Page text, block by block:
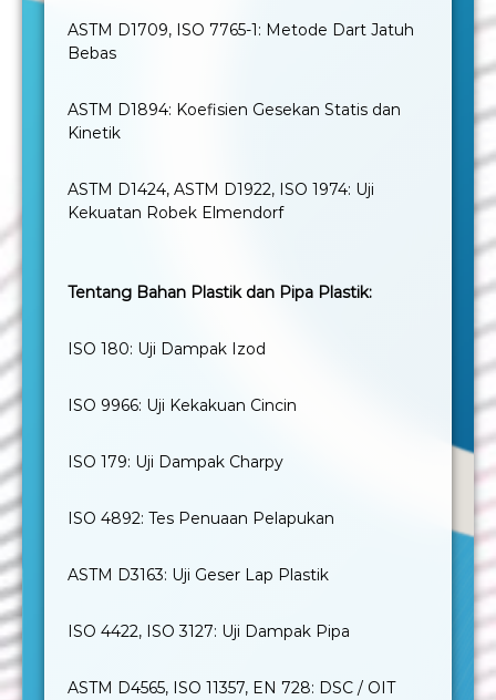
ASTM D1709, ISO 7765-1: Metode Dart Jatuh
Bebas
ASTM D1894: Koefisien Gesekan Statis dan
Kinetik
ASTM D1424, ASTM D1922, ISO 1974: Uji
Kekuatan Robek Elmendorf
Tentang Bahan Plastik dan Pipa Plastik:
ISO 180: Uji Dampak Izod
ISO 9966: Uji Kekakuan Cincin
ISO 179: Uji Dampak Charpy
ISO 4892: Tes Penuaan Pelapukan
ASTM D3163: Uji Geser Lap Plastik
ISO 4422, ISO 3127: Uji Dampak Pipa
ASTM D4565, ISO 11357, EN 728: DSC / OIT